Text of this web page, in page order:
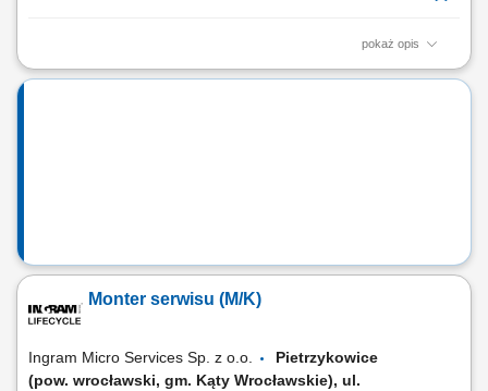
pokaż opis
Realizowanie przeglądów, diagnostyki usterek oraz napraw sprzętu
Monter serwisu (M/K)
Ingram Micro Services Sp. z o.o.
Pietrzykowice
(pow. wrocławski, gm. Kąty Wrocławskie), ul.